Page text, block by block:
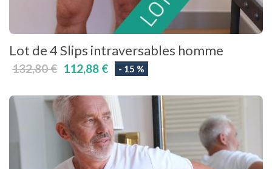
Lot de 4 Slips intraversables homme
132,80 € 112,88 € - 15 %